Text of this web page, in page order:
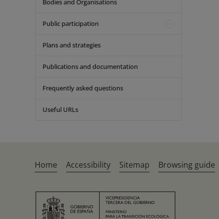
Bodies and Organisations
Public participation
Plans and strategies
Publications and documentation
Frequently asked questions
Useful URLs
Home Accessibility Sitemap Browsing guide